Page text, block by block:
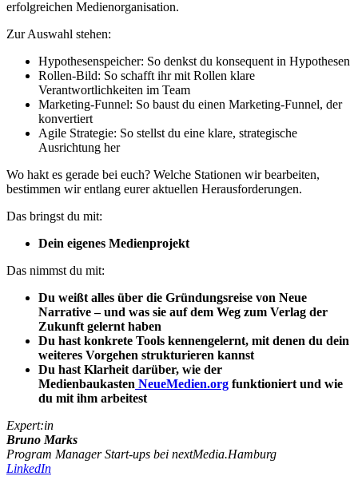
erfolgreichen Medienorganisation.
Zur Auswahl stehen:
Hypothesenspeicher: So denkst du konsequent in Hypothesen
Rollen-Bild: So schafft ihr mit Rollen klare
Verantwortlichkeiten im Team
Marketing-Funnel: So baust du einen Marketing-Funnel, der
konvertiert
Agile Strategie: So stellst du eine klare, strategische
Ausrichtung her
Wo hakt es gerade bei euch? Welche Stationen wir bearbeiten,
bestimmen wir entlang eurer aktuellen Herausforderungen.
Das bringst du mit:
Dein eigenes Medienprojekt
Das nimmst du mit:
Du weißt alles über die Gründungsreise von Neue
Narrative – und was sie auf dem Weg zum Verlag der
Zukunft gelernt haben
Du hast konkrete Tools kennengelernt, mit denen du dein
weiteres Vorgehen strukturieren kannst
Du hast Klarheit darüber, wie der
Medienbaukasten NeueMedien.org funktioniert und wie
du mit ihm arbeitest
Expert:in
Bruno Marks
Program Manager Start-ups bei nextMedia.Hamburg
LinkedIn